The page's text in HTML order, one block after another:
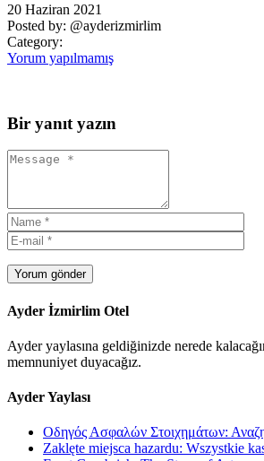
20 Haziran 2021
Posted by: @ayderizmirlim
Category:
Yorum yapılmamış
Bir yanıt yazın
Yorum gönder
Ayder İzmirlim Otel
Ayder yaylasına geldiğinizde nerede
memnuniyet duyacağız.
Ayder Yaylası
Οδηγός Ασφαλών Στοιχημάτων:
Zaklęte miejsca hazardu: Wszystkie